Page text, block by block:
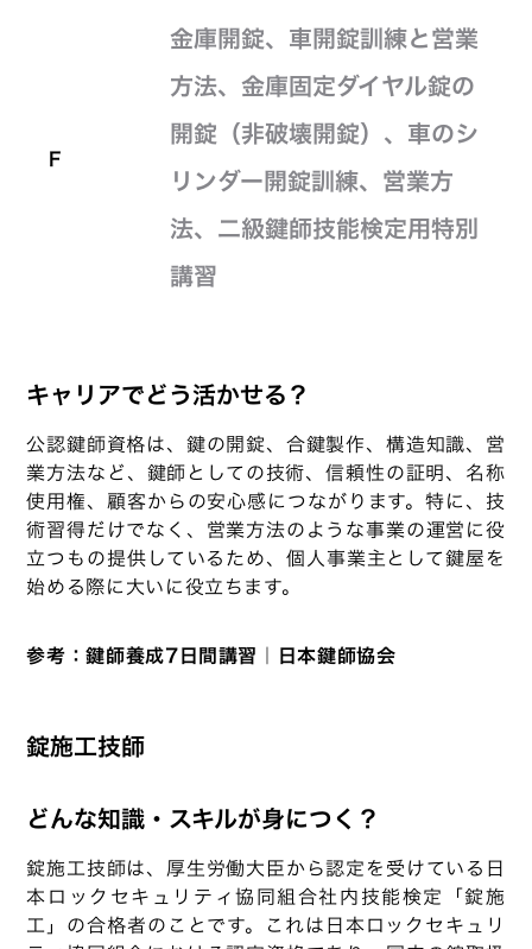
F
金庫開錠、車開錠訓練と営業
方法、金庫固定ダイヤル錠の
開錠（非破壊開錠）、車のシ
リンダー開錠訓練、営業方
法、二級鍵師技能検定用特別
講習
キャリアでどう活かせる？
公認鍵師資格は、鍵の開錠、合鍵製作、構造知識、営
業方法など、鍵師としての技術、信頼性の証明、名称
使用権、顧客からの安心感につながります。特に、技
術習得だけでなく、営業方法のような事業の運営に役
立つもの提供しているため、個人事業主として鍵屋を
始める際に大いに役立ちます。
参考：鍵師養成7日間講習｜日本鍵師協会
錠施工技師
どんな知識・スキルが身につく？
錠施工技師は、厚生労働大臣から認定を受けている日
本ロックセキュリティ協同組合社内技能検定「錠施
工」の合格者のことです。これは日本ロックセキュリ